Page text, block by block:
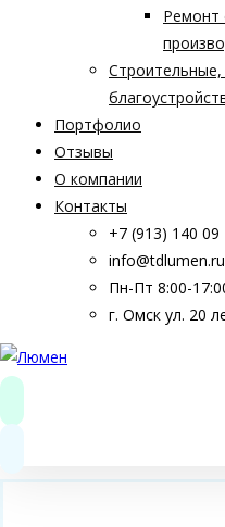
Ремонт
Портфолио
Отзывы
О компании
Контакты
+7 (913) 140 09
info@tdlumen.ru
Пн-Пт 8:00-
г. Омск ул. 20